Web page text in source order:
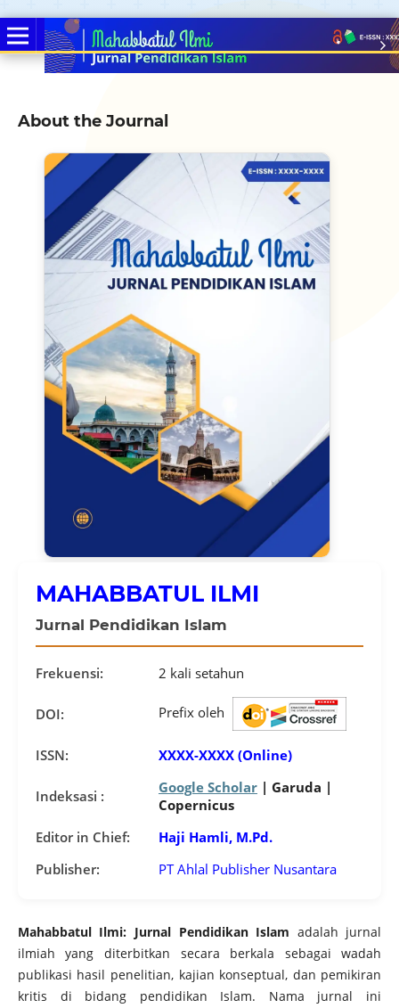
About the Journal
MAHABBATUL ILMI
Jurnal Pendidikan Islam
Frekuensi: 2 kali setahun
DOI: Prefix oleh
ISSN: XXXX-XXXX (Online)
Indeksasi : Google Scholar| Garuda |
Copernicus
Editor in Chief:
Haji Hamli, M.Pd.
Publisher:
PT Ahlal Publisher Nusantara
Mahabbatul Ilmi: Jurnal Pendidikan Islam adalah jurnal
ilmiah yang diterbitkan secara berkala sebagai wadah
publikasi hasil penelitian, kajian konseptual, dan pemikiran
kritis di bidang pendidikan Islam. Nama jurnal ini